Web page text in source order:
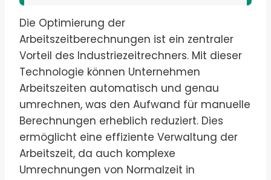
Die Optimierung der
Arbeitszeitberechnungen ist ein zentraler
Vorteil des Industriezeitrechners. Mit dieser
Technologie können Unternehmen
Arbeitszeiten automatisch und genau
umrechnen, was den Aufwand für manuelle
Berechnungen erheblich reduziert. Dies
ermöglicht eine effiziente Verwaltung der
Arbeitszeit, da auch komplexe
Umrechnungen von Normalzeit in